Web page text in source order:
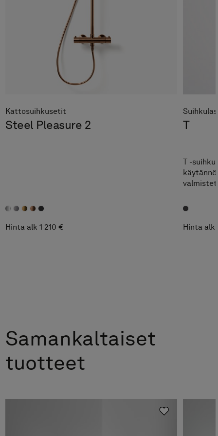
Kattosuihkusetit
Steel Pleasure 2
Hinta alk 1 210 €
T
T -
Hinta alk
Samankaltaiset
tuotteet